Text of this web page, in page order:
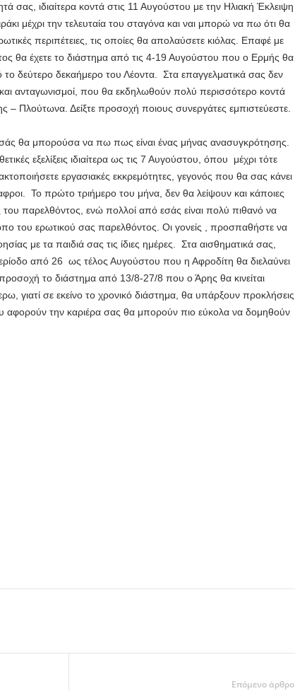
σας, ιδιαίτερα κοντά στις 11 Αυγούστου με την Ηλιακή Έκλειψη
μέχρι την τελευταία του σταγόνα και ναι μπορώ να πω ότι θα
περιπέτειες, τις οποίες θα απολαύσετε κιόλας. Επαφέ με
θα έχετε το διάστημα από τις 4-19 Αυγούστου που ο Ερμής θα
το δεύτερο δεκαήμερο του Λέοντα. Στα επαγγελματικά σας δεν
ανταγωνισμοί, που θα εκδηλωθούν πολύ περισσότερο κοντά
– Πλούτωνα. Δείξτε προσοχή ποιους συνεργάτες εμπιστεύεστε.
θα μπορούσα να πω πως είναι ένας μήνας ανασυγκρότησης.
εξελίξεις ιδιαίτερα ως τις 7 Αυγούστου, όπου μέχρι τότε
εργασιακές εκκρεμότητες, γεγονός που θα σας κάνει
Το πρώτο τριήμερο του μήνα, δεν θα λείψουν και κάποιες
του παρελθόντος, ενώ πολλοί από εσάς είναι πολύ πιθανό να
του ερωτικού σας παρελθόντος. Οι γονείς , προσπαθήστε να
με τα παιδιά σας τις ίδιες ημέρες. Στα αισθηματικά σας,
από 26 ως τέλος Αυγούστου που η Αφροδίτη θα διελαύνει
το διάστημα από 13/8-27/8 που ο Άρης θα κινείται
γιατί σε εκείνο το χρονικό διάστημα, θα υπάρξουν προκλήσεις
αφορούν την καριέρα σας θα μπορούν πιο εύκολα να δομηθούν
Επόμενο άρθρο